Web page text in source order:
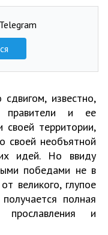
известно,
правители и ее
своей территории,
своей необъятной
идей. Но ввиду
победами не в
великого, глупое
полная
и